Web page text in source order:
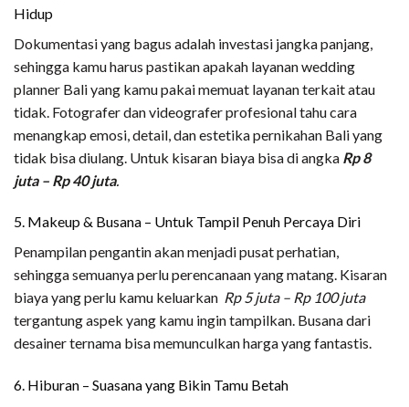
Hidup
Dokumentasi yang bagus adalah investasi jangka panjang,
sehingga kamu harus pastikan apakah layanan wedding
planner Bali yang kamu pakai memuat layanan terkait atau
tidak. Fotografer dan videografer profesional tahu cara
menangkap emosi, detail, dan estetika pernikahan Bali yang
tidak bisa diulang. Untuk kisaran biaya bisa di angka Rp 8
juta – Rp 40 juta.
5. Makeup & Busana – Untuk Tampil Penuh Percaya Diri
Penampilan pengantin akan menjadi pusat perhatian,
sehingga semuanya perlu perencanaan yang matang. Kisaran
biaya yang perlu kamu keluarkan Rp 5 juta – Rp 100 juta
tergantung aspek yang kamu ingin tampilkan. Busana dari
desainer ternama bisa memunculkan harga yang fantastis.
6. Hiburan – Suasana yang Bikin Tamu Betah